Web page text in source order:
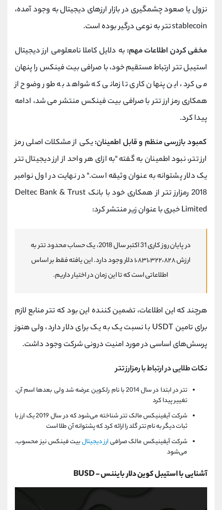
نزول یا صعود چشمگیری در بازار ارزهای دیجیتال به وجود آمده،
stablecoin تتر به نوعی درگیر بوده است.
مخفی کردن اطلاعات مهم: به دلایل کاملا نامعلومی ارز دیجیتال
استیبل تتر ارتباط مستقیم خود، با صرافی بیت فینکس را پنهان
می کرد، این پنهان کاری تا زمانی که شواهد به طور وضوح از
همکاری رمز ارز تتر با صرافی بیت فینکس منتشر می شد، ادامه
پیدا کرد.
کمبود بازرسی منظم و قابل اطمینان:یکی از مشکلات اصلی رمز
ارز تتر، نبود اطمینان به گفته "به ازای هر واحد از ارز دیجیتال تتر
یک دلار پشتوانه به عنوان وثیقه است." در نهایت در اول نوامبر
2018 رمزارز تتر از همکاری خود با بانک
Deltec Bank & Trust
Limitedخبری با عنوان زیر منتشر کرد:
در پایان روز کاری 31 اکتبر سال 2018، یک حساب محدود تتر به
ارزش ١،٨٣١،٣٢٢،٨٢٨ دلار وجود دارد. این یافته فقط بر اساس
اطلاعاتی است که تا این زمان در اختیار داریم.
هرچند که این اطلاعات، تضمین کننده این بود که تتر منابع لازم
برای تامین USDTبا نسبت یک به یک برای دلار دارد، ولی هنوز
پرسش‌های اساسی در مورد امنیت درونی شرکت وجود داشت.
نکات طلایی در ارتباط با رمزارز تتر
.تتر در ابتدا در سال 2014 با نام رلکوین عرضه شد ولی بعدها اسم آن
تغییر پیدا کرد
شرکت آیفینیکس مالک تتر شناخته می‌شود که در سال 2019 یک ارز با
ثبات دیگر به نام تتر گلد را ارائه کرد که پشتوانه آن طلا است
.شرکت آیفینیکس مالک صرافیارز دیجیتالبیت فینکس نیز محسوب
می‌شود
آشنایی با استیبل کوین دلار بایننس -BUSD